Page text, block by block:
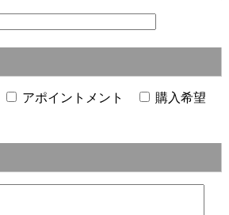
アポイントメント
購入希望